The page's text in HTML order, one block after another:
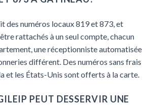
des numéros locaux 819 et 873, et
rattachés à un seul compte, chacun
une réceptionniste automatisée
différent. Des numéros sans frais
et les États-Unis sont offerts à la carte.
PEUT DESSERVIR UNE